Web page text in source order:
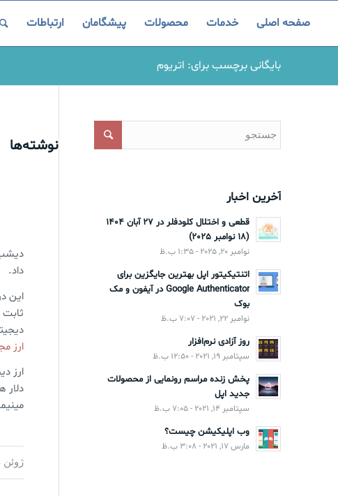
صفحه اصلی خدمات محصولات پیشگامان ارتباطات
بایگانی برچسب برای: اتریوم
نوشته‌ها
داد.
ارز
مینیموم آوریل ۲۰۱۸) برسد،
ژوئن 24, 2019
آخرین اخبار
قطعی و اختلال کلودفلر در 27 آبان 1404
(18 نوامبر 2025)
نوامبر 20, 2025 - 1:35 ب.ظ
اتنتیکیتور اپل بهترین جایگزین برای
Google Authenticator در آیفون و مک
بوک
نوامبر 22, 2021 - 7:07 ب.ظ
روز آزادی نرم‌افزار
سپتامبر 19, 2021 - 12:50 ب.ظ
پخش زنده مراسم رونمایی از محصولات
جدید اپل
سپتامبر 14, 2021 - 7:05 ب.ظ
وب اپلیکیشن چیست؟
مارس 17, 2021 - 3:08 ب.ظ